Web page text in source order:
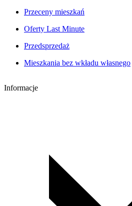
Przeceny mieszkań
Oferty Last Minute
Przedsprzedaż
Mieszkania bez wkładu własnego
Informacje